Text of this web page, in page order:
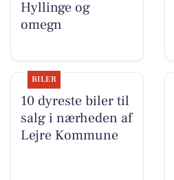
Hyllinge og
omegn
BILER
10 dyreste biler til
salg i nærheden af
Lejre Kommune